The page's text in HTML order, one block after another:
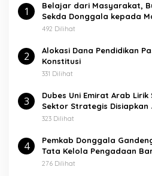
u
k
1
Belajar dari Masyarakat,
Sekda Donggala kepada
492 Dilihat
2
Alokasi Dana Pendidikan
Konstitusi
331 Dilihat
3
Dubes Uni Emirat Arab
Sektor Strategis
323 Dilihat
4
Pemkab Donggala
Tata Kelola Pengadaan
276 Dilihat